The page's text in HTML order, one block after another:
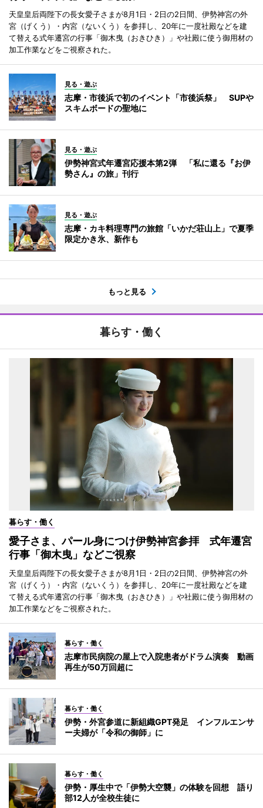
天皇皇后両陛下の長女愛子さまが8月1日・2日の2日間、伊勢神宮の外
宮（げくう）・内宮（ないくう）を参拝し、20年に一度社殿などを建
て替える式年遷宮の行事「御木曳（おきひき）」や社殿に使う御用材の
加工作業などをご視察された。
見る・遊ぶ
志摩・市後浜で初のイベント「市後浜祭」 SUPや
スキムボードの聖地に
見る・遊ぶ
伊勢神宮式年遷宮応援本第2弾 「私に還る『お伊
勢さん』の旅」刊行
見る・遊ぶ
志摩・カキ料理専門の旅館「いかだ荘山上」で夏季
限定かき氷、新作も
もっと見る
暮らす・働く
暮らす・働く
愛子さま、パール身につけ伊勢神宮参拝 式年遷宮
行事「御木曳」などご視察
天皇皇后両陛下の長女愛子さまが8月1日・2日の2日間、伊勢神宮の外
宮（げくう）・内宮（ないくう）を参拝し、20年に一度社殿などを建
て替える式年遷宮の行事「御木曳（おきひき）」や社殿に使う御用材の
加工作業などをご視察された。
暮らす・働く
志摩市民病院の屋上で入院患者がドラム演奏 動画
再生が50万回超に
暮らす・働く
伊勢・外宮参道に新組織GPT発足 インフルエンサ
ー夫婦が「令和の御師」に
暮らす・働く
伊勢・厚生中で「伊勢大空襲」の体験を回想 語り
部12人が全校生徒に